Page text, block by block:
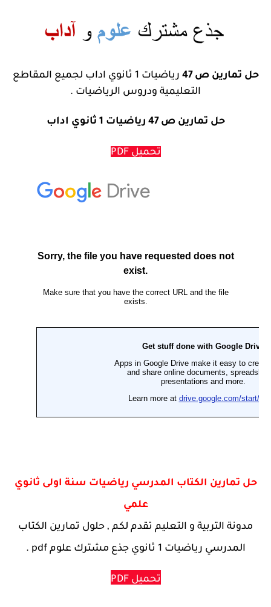
حل تمارين ص 47
رياضيات 1 ثانوي اداب لجميع المقاطع
التعليمية ودروس الرياضيات .
حل تمارين ص 47 رياضيات 1 ثانوي اداب
تحميل PDF
حل تمارين الكتاب المدرسي رياضيات سنة اولى ثانوي
علمي
مدونة التربية و التعليم تقدم لكم , حلول تمارين الكتاب
المدرسي رياضيات 1 ثانوي جذع مشترك علوم pdf .
تحميل PDF